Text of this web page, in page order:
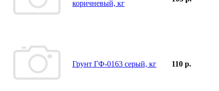
коричневый, кг
Грунт ГФ-0163 серый, кг 110 р.